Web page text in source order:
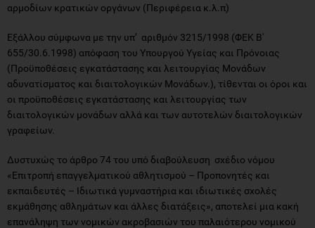
αρμοδίων κρατικών οργάνων (Περιφέρεια κ.λ.π)
Εξάλλου σύμφωνα με την υπ’ αριθμόν 3215/1998 (ΦΕΚ Β'
655/30.6.1998) απόφαση του Υπουργού Υγείας και Πρόνοιας
(Προϋποθέσεις εγκατάστασης και λειτουργίας Μονάδων
αδυνατίσματος και διαιτολογικών Μονάδων.), τίθενται οι όροι και
οι προϋποθέσεις εγκατάστασης και λειτουργίας των
διαιτολογικών μονάδων αλλά και των αυτοτελών διαιτολογικών
γραφείων.
Δυστυχώς το άρθρο 74 του υπό διαβούλευση σχέδιο νόμου
«Επιτροπή επαγγελματικού αθλητισμού – Προπονητές και
εκπαιδευτές – Ιδιωτικά γυμναστήρια και ιδιωτικές σχολές
εκμάθησης αθλημάτων και άλλες διατάξεις», αποτελεί μια κακή
επανάληψη των νομικών ακροβασιών του παλαιότερου νομικού